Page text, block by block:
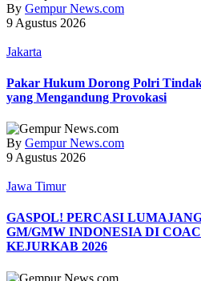
By Gempur News.com
9 Agustus 2026
Jakarta
Pakar Hukum Dorong Polri
yang Mengandung Provokasi
By Gempur News.com
9 Agustus 2026
Jawa Timur
GASPOL! PERCASI
GM/GMW INDONESIA DI
KEJURKAB 2026